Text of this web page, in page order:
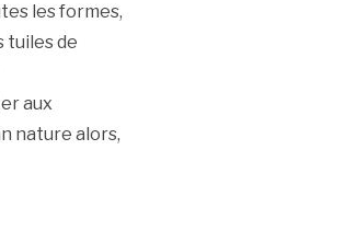
les formes,
tuiles de
aux
nature alors,